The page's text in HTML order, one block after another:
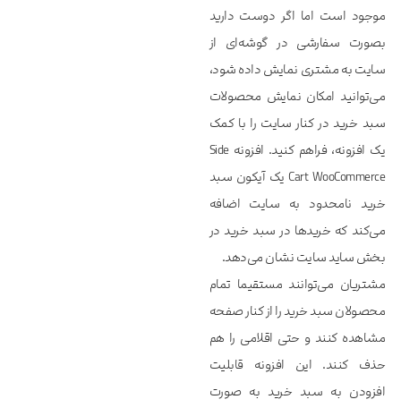
موجود است اما اگر دوست دارید
بصورت سفارشی در گوشه‌ای از
سایت به مشتری نمایش داده شود،
می‌توانید امکان نمایش محصولات
سبد خرید در کنار سایت را با کمک
یک افزونه، فراهم کنید. افزونه Side
Cart WooCommerce یک آیکون سبد
خرید نامحدود به سایت اضافه
می‌کند که خریدها در سبد خرید در
بخش ساید سایت نشان می‌دهد.
مشتریان می‌توانند مستقیما تمام
محصولان سبد خرید را از کنار صفحه
مشاهده کنند و حتی اقلامی را هم
حذف کنند. این افزونه قابلیت
افزودن به سبد خرید به صورت